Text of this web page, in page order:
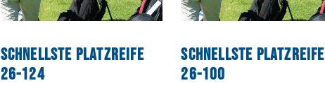
Schnellste Platzreife
26-124
Schnellste Platzreife
26-100